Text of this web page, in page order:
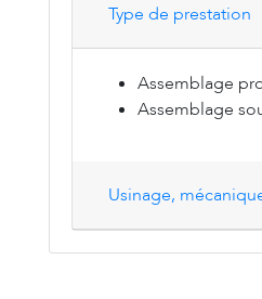
Type de prestation
Assemblage
Assemblage
Usinage,